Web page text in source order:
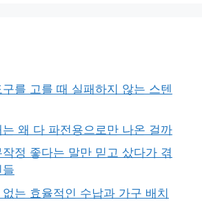
를 고를 때 실패하지 않는 스텐
왜 다 파전용으로만 나온 걸까
정 좋다는 말만 믿고 샀다가 겪
는 효율적인 수납과 가구 배치